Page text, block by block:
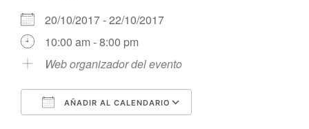
20/10/2017 - 22/10/2017
10:00 am - 8:00 pm
Web organizador del evento
AÑADIR AL CALENDARIO